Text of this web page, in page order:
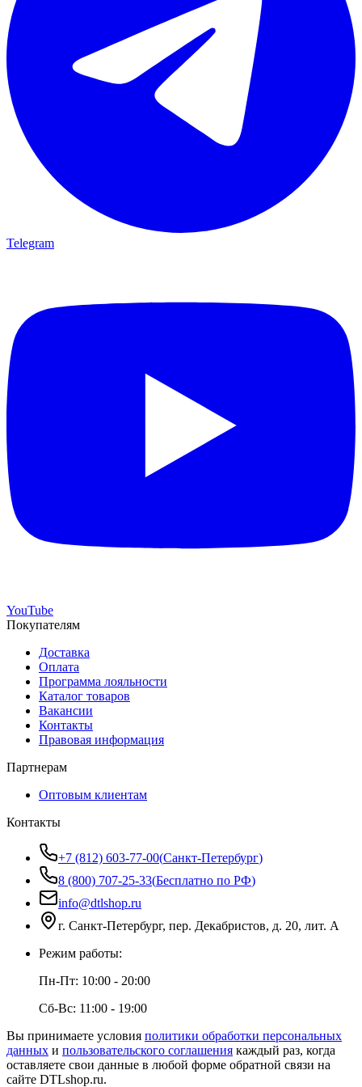
Telegram
YouTube
Покупателям
Доставка
Оплата
Программа лояльности
Каталог товаров
Вакансии
Контакты
Правовая информация
Партнерам
Оптовым клиентам
Контакты
+7 (812) 603-77-00(Санкт-Петербург)
8 (800) 707-25-33(Бесплатно по РФ)
info@dtlshop.ru
г. Санкт-Петербург, пер. Декабристов, д. 20, лит. А
Режим работы:
Пн-Пт: 10:00 - 20:00
Сб-Вс: 11:00 - 19:00
Вы принимаете условия политики обработки персональных
данных и пользовательского соглашения каждый раз, когда
оставляете свои данные в любой форме обратной связи на
сайте DTLshop.ru.